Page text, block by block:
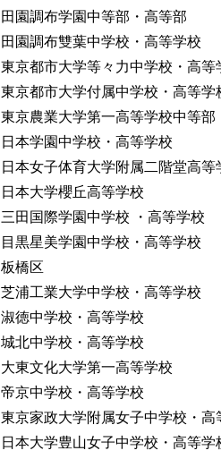
田園調布学園中等部・高等部
田園調布雙葉中学校・高等学校
東京都市大学等々力中学校・高等
東京都市大学付属中学校・高等学
東京農業大学第一高等学校中等部
日本学園中学校・高等学校
日本女子体育大学附属二階堂高等
日本大学櫻丘高等学校
三田国際学園中学校 ・高等学校
目黒星美学園中学校・高等学校
板橋区
芝浦工業大学中学校・高等学校
淑徳中学校・高等学校
城北中学校・高等学校
大東文化大学第一高等学校
帝京中学校・高等学校
東京家政大学附属女子中学校・高
日本大学豊山女子中学校・高等学